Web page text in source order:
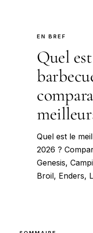
EN BREF
Quel
Quel est le
2026 ?
Genesis,
Broil, Enders,